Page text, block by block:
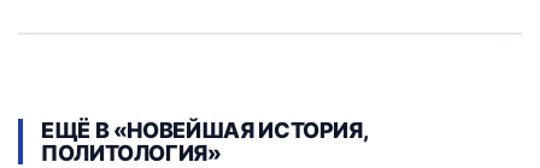
ЕЩЁ В «НОВЕЙШАЯ ИСТОРИЯ,
ПОЛИТОЛОГИЯ»